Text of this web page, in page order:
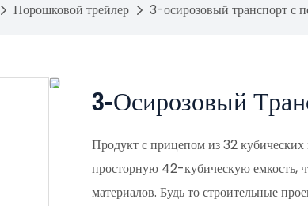
Порошковой трейлер 3-осирозовый транспорт с
3-Осирозовый
Продукт с прицепом из 32
просторную 42-кубическую емкость,
материалов. Будь то строительные